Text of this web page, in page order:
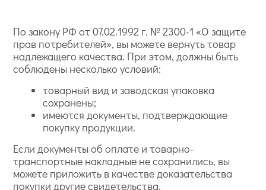
По закону РФ от 07.02.1992 г. № 2300-1 «О защите
прав потребителей», вы можете вернуть товар
надлежащего качества. При этом, должны быть
соблюдены несколько условий:
товарный вид и заводская упаковка
сохранены;
имеются документы, подтверждающие
покупку продукции.
Если документы об оплате и товарно-
транспортные накладные не сохранились, вы
можете приложить в качестве доказательства
покупки другие свидетельства.